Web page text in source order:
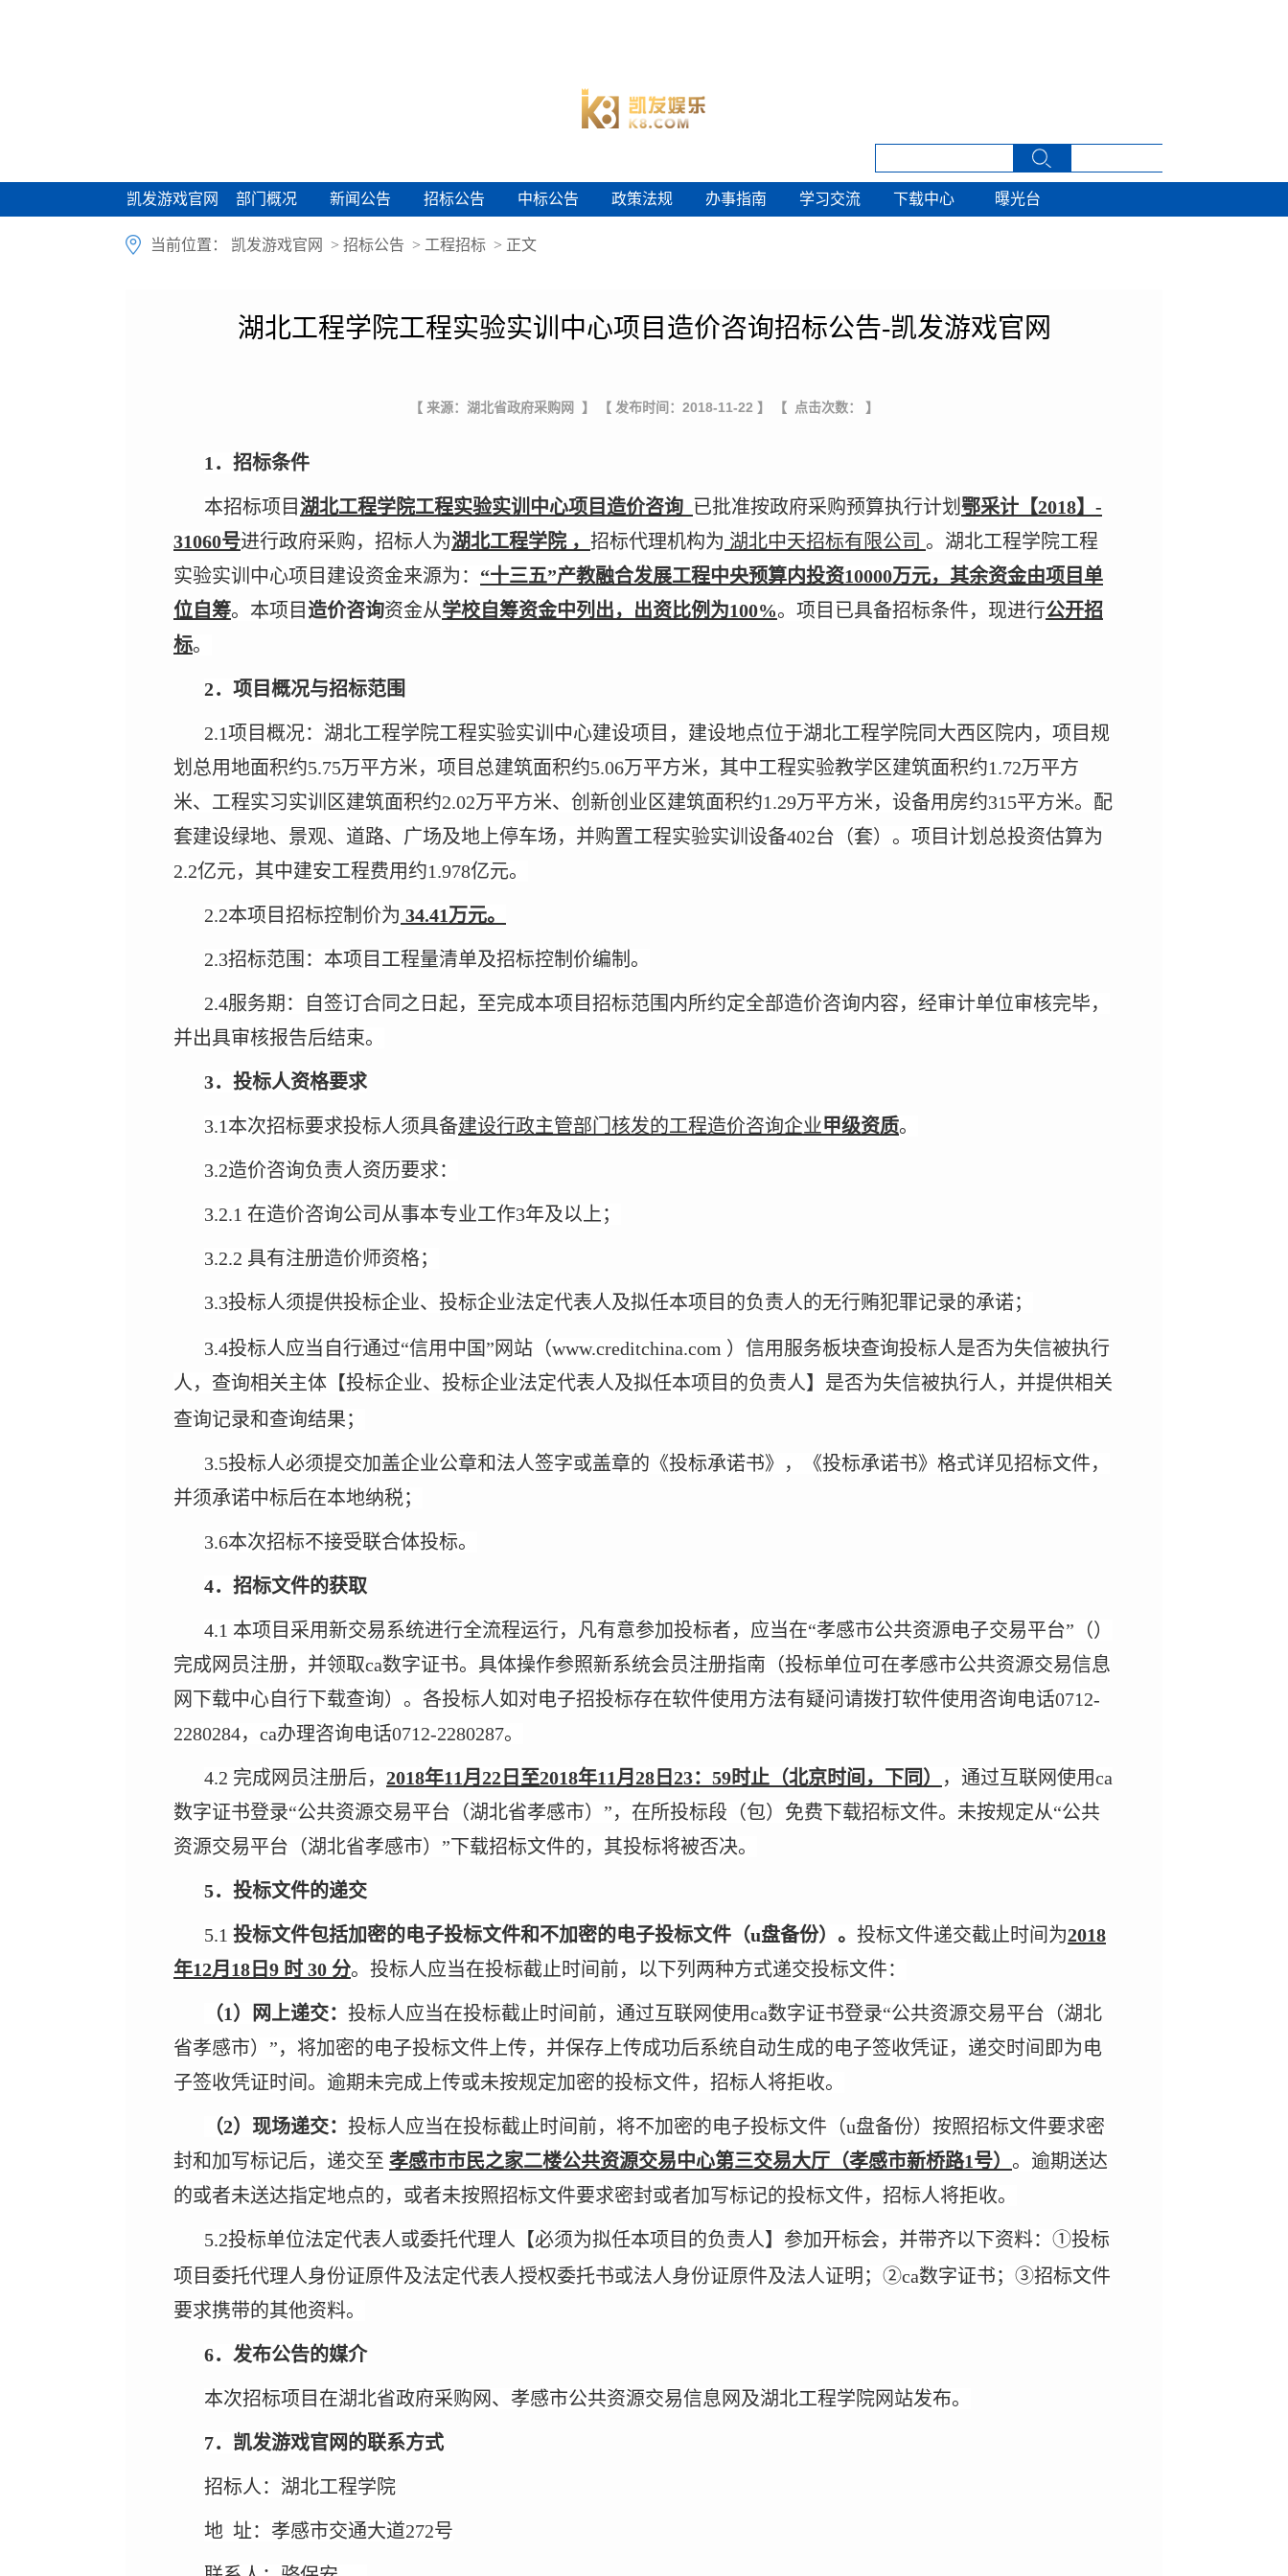
凯发游戏官网
凯发游戏官网 部门概况
部门概况 新闻公告
新闻公告 招标公告
招标公告 中标公告
中标公告 政策法规
政策法规 办事指南
办事指南 学习交流
学习交流 下载中心
下载中心 曝光台
曝光台
当前位置： 凯发游戏官网 > 招标公告 > 工程招标 > 正文
湖北工程学院工程实验实训中心项目造价咨询招标公告-凯发游戏官网
【 来源：湖北省政府采购网 】 【 发布时间：2018-11-22 】 【 点击次数： 】
1．招标条件
本招标项目湖北工程学院工程实验实训中心项目造价咨询 已批准按政府采购预算执行计划 鄂采计【2018】-
31060号进行政府采购，招标人为湖北工程学院， 招标代理机构为 湖北中天招标有限公司 。湖北工程学院工程
实验实训中心项目建设资金来源为： “十三五”产教融合发展工程中央预算内投资10000万元，其余资金由项目单
位自筹。本项目 造价咨询资金从学校自筹资金中列出，出资比例为100%。项目已具备招标条件，现进行公开招
标。
2．项目概况与招标范围
2.1项目概况：湖北工程学院工程实验实训中心建设项目，建设地点位于湖北工程学院同大西区院内，项目规
划总用地面积约5.75万平方米，项目总建筑面积约5.06万平方米，其中工程实验教学区建筑面积约1.72万平方
米、工程实习实训区建筑面积约2.02万平方米、创新创业区建筑面积约1.29万平方米，设备用房约315平方米。配
套建设绿地、景观、道路、广场及地上停车场，并购置工程实验实训设备402台（套）。项目计划总投资估算为
2.2亿元，其中建安工程费用约1.978亿元。
2.2本项目招标控制价为 34.41万元。
2.3招标范围：本项目工程量清单及招标控制价编制。
2.4服务期：自签订合同之日起，至完成本项目招标范围内所约定全部造价咨询内容，经审计单位审核完毕，
并出具审核报告后结束。
3．投标人资格要求
3.1本次招标要求投标人须具备建设行政主管部门核发的工程造价咨询企业甲级资质。
3.2造价咨询负责人资历要求：
3.2.1 在造价咨询公司从事本专业工作3年及以上；
3.2.2 具有注册造价师资格；
3.3投标人须提供投标企业、投标企业法定代表人及拟任本项目的负责人的无行贿犯罪记录的承诺；
3.4投标人应当自行通过“信用中国”网站（www.creditchina.com ）信用服务板块查询投标人是否为失信被执行
人，查询相关主体【投标企业、投标企业法定代表人及拟任本项目的负责人】是否为失信被执行人，并提供相关
查询记录和查询结果；
3.5投标人必须提交加盖企业公章和法人签字或盖章的《投标承诺书》，《投标承诺书》格式详见招标文件，
并须承诺中标后在本地纳税；
3.6本次招标不接受联合体投标。
4．招标文件的获取
4.1 本项目采用新交易系统进行全流程运行，凡有意参加投标者，应当在“孝感市公共资源电子交易平台”（）
完成网员注册，并领取ca数字证书。具体操作参照新系统会员注册指南（投标单位可在孝感市公共资源交易信息
网下载中心自行下载查询）。各投标人如对电子招投标存在软件使用方法有疑问请拨打软件使用咨询电话0712-
2280284，ca办理咨询电话0712-2280287。
4.2 完成网员注册后， 2018年11月22日至2018年11月28日23：59时止（北京时间，下同） ，通过互联网使用ca
数字证书登录“公共资源交易平台（湖北省孝感市）”，在所投标段（包）免费下载招标文件。未按规定从“公共
资源交易平台（湖北省孝感市）”下载招标文件的，其投标将被否决。
5．投标文件的递交
5.1 投标文件包括加密的电子投标文件和不加密的电子投标文件（u盘备份）。 投标文件递交截止时间为2018
年12月18日9 时 30 分。投标人应当在投标截止时间前，以下列两种方式递交投标文件：
（1）网上递交： 投标人应当在投标截止时间前，通过互联网使用ca数字证书登录“公共资源交易平台（湖北
省孝感市）”，将加密的电子投标文件上传，并保存上传成功后系统自动生成的电子签收凭证，递交时间即为电
子签收凭证时间。逾期未完成上传或未按规定加密的投标文件，招标人将拒收。
（2）现场递交： 投标人应当在投标截止时间前，将不加密的电子投标文件（u盘备份）按照招标文件要求密
封和加写标记后，递交至 孝感市市民之家二楼公共资源交易中心第三交易大厅（孝感市新桥路1号） 。逾期送达
的或者未送达指定地点的，或者未按照招标文件要求密封或者加写标记的投标文件， 招标人将拒收。
5.2投标单位法定代表人或委托代理人【必须为拟任本项目的负责人】参加开标会，并带齐以下资料： ①投标
项目委托代理人身份证原件及法定代表人授权委托书或法人身份证原件及法人证明；②ca数字证书；③招标文件
要求携带的其他资料。
6．发布公告的媒介
本次招标项目在湖北省政府采购网、孝感市公共资源交易信息网及湖北工程学院网站发布。
7．凯发游戏官网的联系方式
招标人：湖北工程学院
地 址：孝感市交通大道272号